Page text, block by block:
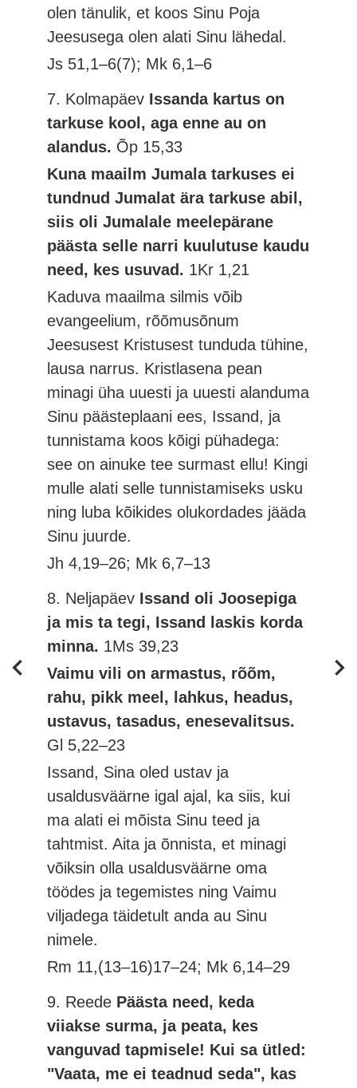
olen tänulik, et koos Sinu Poja
Jeesusega olen alati Sinu lähedal.
Js 51,1–6(7); Mk 6,1–6
7. Kolmapäev Issanda kartus on
tarkuse kool, aga enne au on
alandus. Õp 15,33
Kuna maailm Jumala tarkuses ei
tundnud Jumalat ära tarkuse abil,
siis oli Jumalale meelepärane
päästa selle narri kuulutuse kaudu
need, kes usuvad. 1Kr 1,21
Kaduva maailma silmis võib
evangeelium, rõõmusõnum
Jeesusest Kristusest tunduda tühine,
lausa narrus. Kristlasena pean
minagi üha uuesti ja uuesti alanduma
Sinu päästeplaani ees, Issand, ja
tunnistama koos kõigi pühadega:
see on ainuke tee surmast ellu! Kingi
mulle alati selle tunnistamiseks usku
ning luba kõikides olukordades jääda
Sinu juurde.
Jh 4,19–26; Mk 6,7–13
8. Neljapäev Issand oli Joosepiga
ja mis ta tegi, Issand laskis korda
minna. 1Ms 39,23
Vaimu vili on armastus, rõõm,
rahu, pikk meel, lahkus, headus,
ustavus, tasadus, enesevalitsus.
Gl 5,22–23
Issand, Sina oled ustav ja
usaldusväärne igal ajal, ka siis, kui
ma alati ei mõista Sinu teed ja
tahtmist. Aita ja õnnista, et minagi
võiksin olla usaldusväärne oma
töödes ja tegemistes ning Vaimu
viljadega täidetult anda au Sinu
nimele.
Rm 11,(13–16)17–24; Mk 6,14–29
9. Reede Päästa need, keda
viiakse surma, ja peata, kes
vanguvad tapmisele! Kui sa ütled:
"Vaata, me ei teadnud seda", kas